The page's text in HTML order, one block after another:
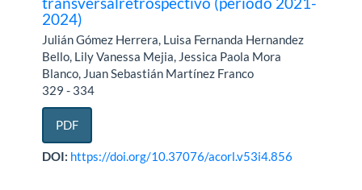
2024)
Julián Gómez Herrera, Luisa Fernanda Hernandez
Bello, Lily Vanessa Mejia, Jessica Paola Mora
Blanco, Juan Sebastián Martínez Franco
329 - 334
PDF
DOI: https://doi.org/10.37076/acorl.v53i4.856